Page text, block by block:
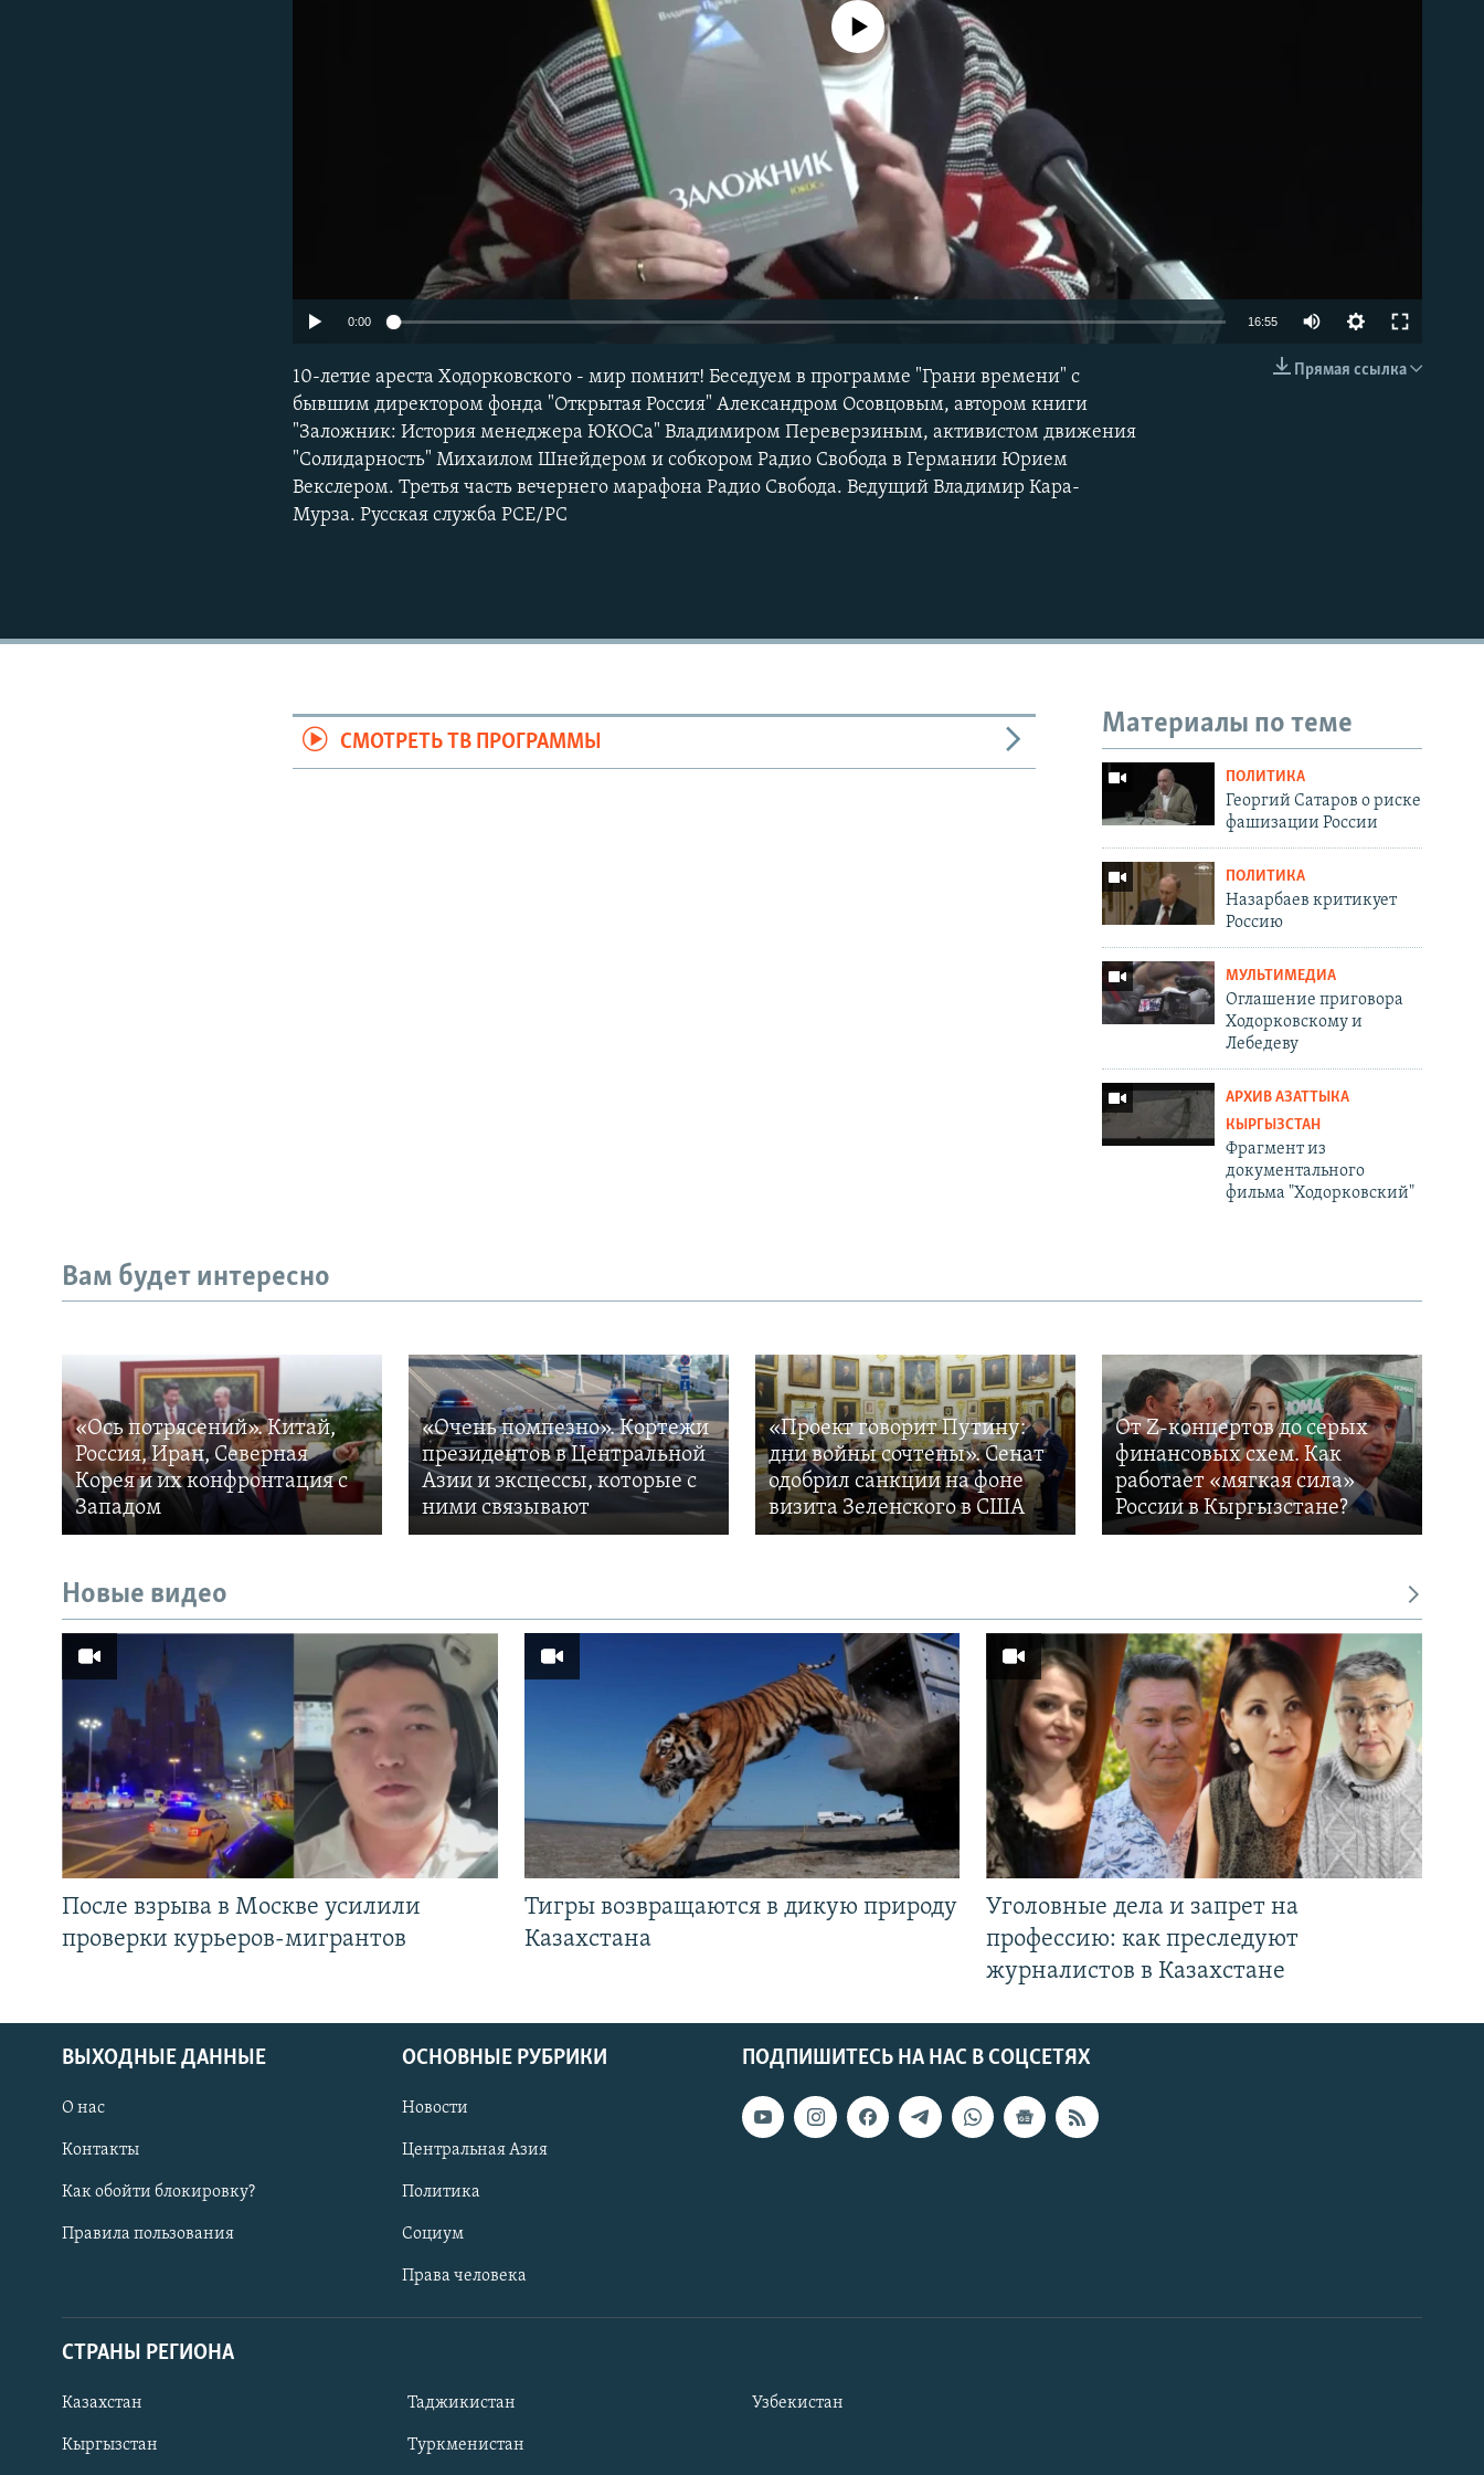
No media source currently available
0:00 16:55
Прямая ссылка
10-летие ареста Ходорковского - мир помнит! Беседуем в программе "Грани времени" с
бывшим директором фонда "Открытая Россия" Александром Осовцовым, автором книги
"Заложник: История менеджера ЮКОСа" Владимиром Переверзиным, активистом движения
"Солидарность" Михаилом Шнейдером и собкором Радио Свобода в Германии Юрием
Векслером. Третья часть вечернего марафона Радио Свобода. Ведущий Владимир Кара-
Мурза. Русская служба РСЕ/РС
Материалы по теме
ПОЛИТИКА
Георгий Сатаров о риске
фашизации России
ПОЛИТИКА
Назарбаев критикует
Россию
МУЛЬТИМЕДИА
Оглашение приговора
Ходорковскому и
Лебедеву
АРХИВ АЗАТТЫКА
КЫРГЫЗСТАН
Фрагмент из
документального
фильма "Ходорковский"
СМОТРЕТЬ ТВ ПРОГРАММЫ
Вам будет интересно
«Ось потрясений». Китай,
Россия, Иран, Северная
Корея и их конфронтация с
Западом
«Очень помпезно». Кортежи
президентов в Центральной
Азии и эксцессы, которые с
ними связывают
«Проект говорит Путину:
дни войны сочтены». Сенат
одобрил санкции на фоне
визита Зеленского в США
От Z-концертов до серых
финансовых схем. Как
работает «мягкая сила»
России в Кыргызстане?
Новые видео
После взрыва в Москве усилили
проверки курьеров-мигрантов
Тигры возвращаются в дикую природу
Казахстана
Уголовные дела и запрет на
профессию: как преследуют
журналистов в Казахстане
ПОДПИШИТЕСЬ НА НАС В СОЦСЕТЯХ
ВЫХОДНЫЕ ДАННЫЕ
О нас
Контакты
Как обойти блокировку?
Правила пользования
ОСНОВНЫЕ РУБРИКИ
Новости
Центральная Азия
Политика
Социум
Права человека
СТРАНЫ РЕГИОНА
Казахстан
Кыргызстан
Таджикистан
Туркменистан
Узбекистан